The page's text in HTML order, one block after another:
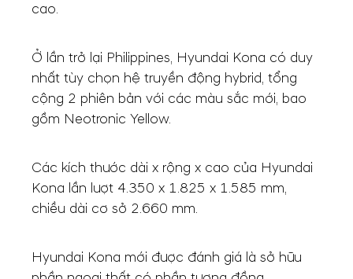
cao.
Ở lần trở lại Philippines, Hyundai Kona có duy
nhất tùy chọn hệ truyền động hybrid, tổng
cộng 2 phiên bản với các màu sắc mới, bao
gồm Neotronic Yellow.
Các kích thước dài x rộng x cao của Hyundai
Kona lần lượt 4.350 x 1.825 x 1.585 mm,
chiều dài cơ sở 2.660 mm.
Hyundai Kona mới được đánh giá là sở hữu